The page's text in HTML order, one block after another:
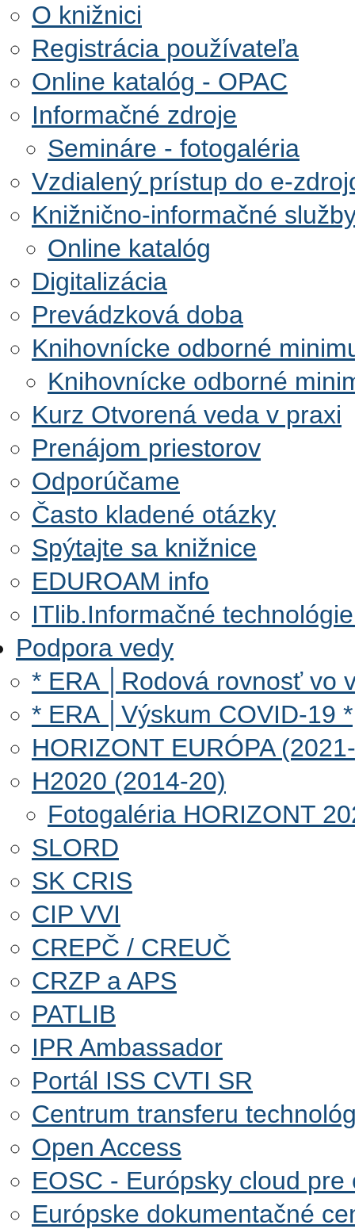
O knižnici
Registrácia používateľa
Online katalóg - OPAC
Informačné zdroje
Semináre - fotogaléria
Vzdialený prístup do e-
Knižnično-informačné
Online katalóg
Digitalizácia
Prevádzková doba
Knihovnícke odborné
Knihovnícke odborné
Kurz Otvorená veda v praxi
Prenájom priestorov
Odporúčame
Často kladené otázky
Spýtajte sa knižnice
EDUROAM info
ITlib.Informačné
Podpora vedy
* ERA │Rodová rovnosť vo
* ERA │Výskum COVID-19 *
HORIZONT EURÓPA
H2020 (2014-20)
Fotogaléria HORIZONT
SLORD
SK CRIS
CIP VVI
CREPČ / CREUČ
CRZP a APS
PATLIB
IPR Ambassador
Portál ISS CVTI SR
Centrum transferu
Open Access
EOSC - Európsky cloud
Európske dokumentačné